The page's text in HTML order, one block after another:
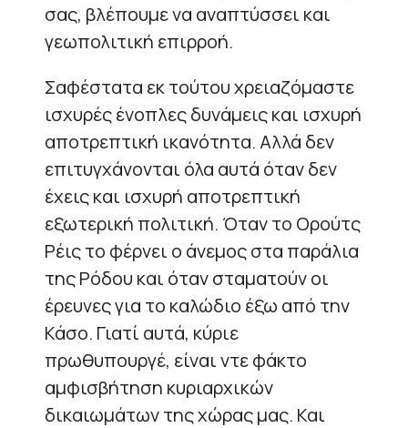
σας, βλέπουμε να αναπτύσσει και
γεωπολιτική επιρροή.
Σαφέστατα εκ τούτου χρειαζόμαστε
ισχυρές ένοπλες δυνάμεις και ισχυρή
αποτρεπτική ικανότητα. Αλλά δεν
επιτυγχάνονται όλα αυτά όταν δεν
έχεις και ισχυρή αποτρεπτική
εξωτερική πολιτική. Όταν το Ορούτς
Ρέις το φέρνει ο άνεμος στα παράλια
της Ρόδου και όταν σταματούν οι
έρευνες για το καλώδιο έξω από την
Κάσο. Γιατί αυτά, κύριε
πρωθυπουργέ, είναι ντε φάκτο
αμφισβήτηση κυριαρχικών
δικαιωμάτων της χώρας μας. Και